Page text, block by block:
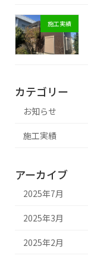
施工実績
カテゴリー
お知らせ
施工実績
アーカイブ
2025年7月
2025年3月
2025年2月